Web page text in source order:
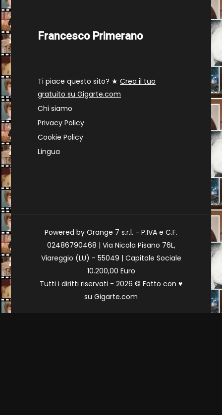
Francesco Primerano
Ti piace questo sito? ★ Crea il tuo
gratuito su Gigarte.com
Chi siamo
Privacy Policy
Cookie Policy
Lingua
Powered by Orange 7 s.r.l. - P.IVA e C.F.
02486790468 | Via Nicola Pisano 76L,
Viareggio (LU) - 55049 | Capitale Sociale
10.200,00 Euro
Tutti i diritti riservati - 2026 © Fatto con ♥
su Gigarte.com